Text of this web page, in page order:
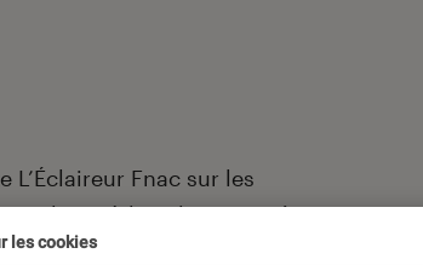
L’Éclaireur Fnac sur les
culture, à la culture numérique et
les cookies